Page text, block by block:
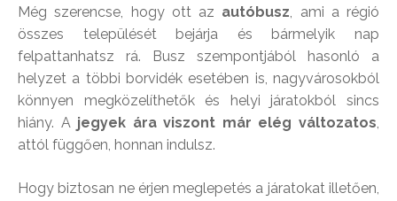
Még szerencse, hogy ott az autóbusz, ami a régió
összes települését bejárja és bármelyik nap
felpattanhatsz rá. Busz szempontjából hasonló a
helyzet a többi borvidék esetében is, nagyvárosokból
könnyen megközelíthetők és helyi járatokból sincs
hiány. A jegyek ára viszont már elég változatos,
attól függően, honnan indulsz.
Hogy biztosan ne érjen meglepetés a járatokat illetően,